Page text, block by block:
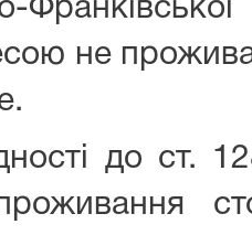
не
до ст.